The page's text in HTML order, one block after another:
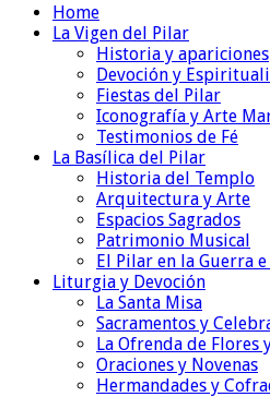
Home
La Vigen del Pilar
Historia y apariciones
Devoción y
Fiestas del Pilar
Iconografía y Arte
Testimonios de Fé
La Basílica del Pilar
Historia del Templo
Arquitectura y Arte
Espacios Sagrados
Patrimonio Musical
El Pilar en la Guerra
Liturgia y Devoción
La Santa Misa
Sacramentos y
La Ofrenda de Flores
Oraciones y Novenas
Hermandades y